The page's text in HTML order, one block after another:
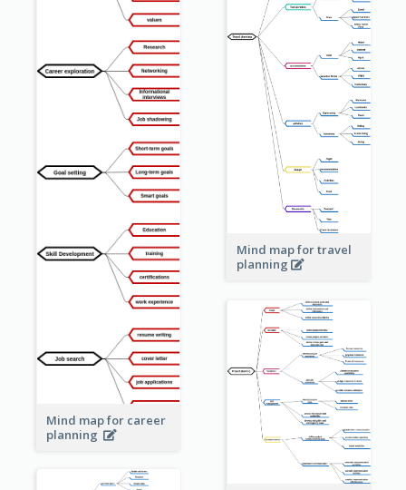
Mind map for travel
planning
Mind map for career
planning